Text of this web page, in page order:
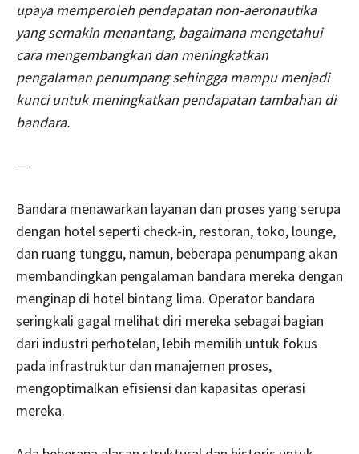
upaya memperoleh pendapatan non-aeronautika
yang semakin menantang, bagaimanamengetahui
cara mengembangkan dan meningkatkan
pengalaman penumpangsehingga mampumenjadi
kunci untuk meningkatkan pendapatan tambahan di
bandara.
—-
Bandara menawarkan layanan dan proses yang serupa
dengan hotel seperti check-in, restoran, toko, lounge,
dan ruang tunggu, namun, beberapa penumpang akan
membandingkan pengalaman bandara mereka dengan
menginap di hotel bintang lima. Operator bandara
seringkali gagal melihat diri mereka sebagai bagian
dari industri perhotelan, lebih memilih untuk fokus
pada infrastruktur dan manajemen proses,
mengoptimalkan efisiensi dan kapasitas operasi
mereka.